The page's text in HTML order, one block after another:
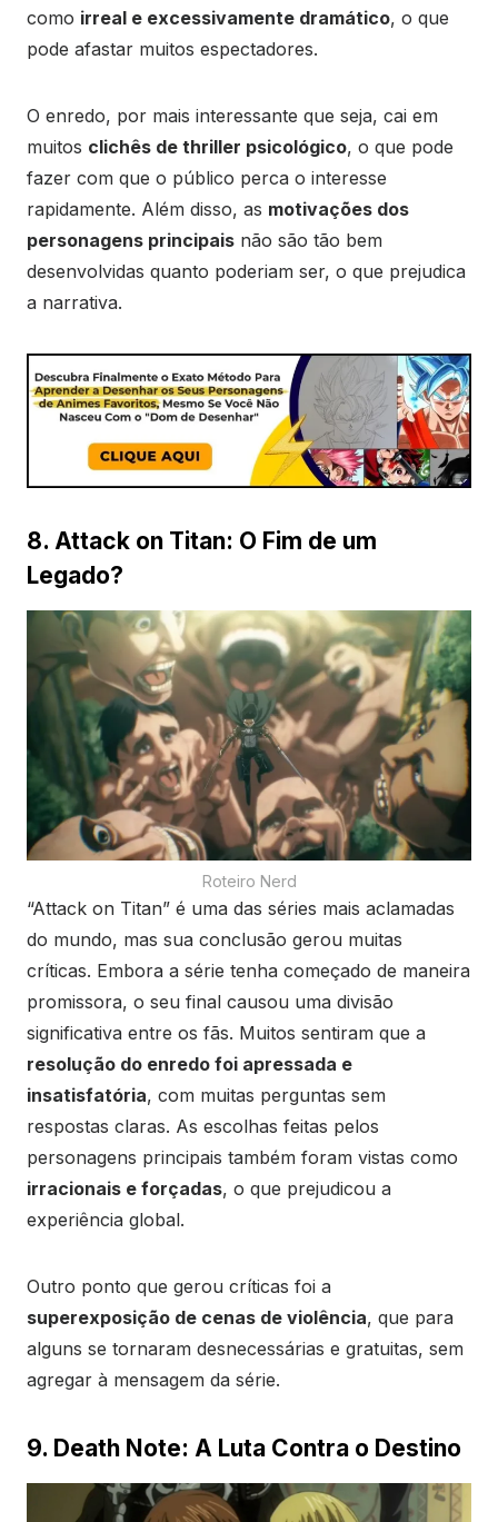
como irreal e excessivamente dramático, o que
pode afastar muitos espectadores.
O enredo, por mais interessante que seja, cai em
muitos clichês de thriller psicológico, o que pode
fazer com que o público perca o interesse
rapidamente. Além disso, as motivações dos
personagens principais não são tão bem
desenvolvidas quanto poderiam ser, o que prejudica
a narrativa.
8. Attack on Titan: O Fim de um
Legado?
Roteiro Nerd
“Attack on Titan” é uma das séries mais aclamadas
do mundo, mas sua conclusão gerou muitas
críticas. Embora a série tenha começado de maneira
promissora, o seu final causou uma divisão
significativa entre os fãs. Muitos sentiram que a
resolução do enredo foi apressada e
insatisfatória, com muitas perguntas sem
respostas claras. As escolhas feitas pelos
personagens principais também foram vistas como
irracionais e forçadas, o que prejudicou a
experiência global.
Outro ponto que gerou críticas foi a
superexposição de cenas de violência, que para
alguns se tornaram desnecessárias e gratuitas, sem
agregar à mensagem da série.
9. Death Note: A Luta Contra o Destino